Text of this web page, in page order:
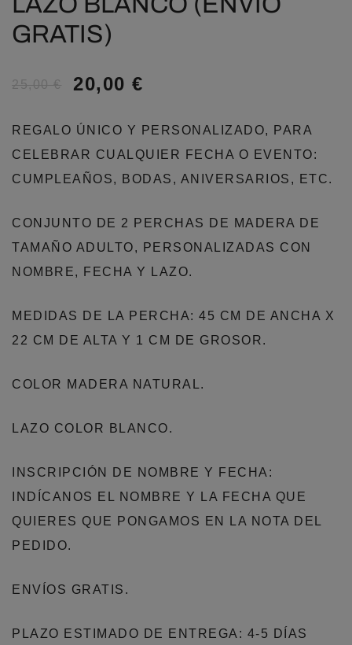
GRATIS)
25,00€ 20,00 €
REGALO ÚNICO Y PERSONALIZADO, PARA
CELEBRAR CUALQUIER FECHA O EVENTO:
CUMPLEAÑOS, BODAS, ANIVERSARIOS, ETC.
CONJUNTO DE 2 PERCHAS DE MADERA DE
TAMAÑO ADULTO, PERSONALIZADAS CON
NOMBRE, FECHA Y LAZO.
MEDIDAS DE LA PERCHA: 45 CM DE ANCHA X
22 CM DE ALTA Y 1 CM DE GROSOR.
COLOR MADERA NATURAL.
LAZO COLOR BLANCO.
INSCRIPCIÓN DE NOMBRE Y FECHA:
INDÍCANOS EL NOMBRE Y LA FECHA QUE
QUIERES QUE PONGAMOS EN LA NOTA DEL
PEDIDO.
ENVÍOS GRATIS.
PLAZO ESTIMADO DE ENTREGA: 4-5 DÍAS